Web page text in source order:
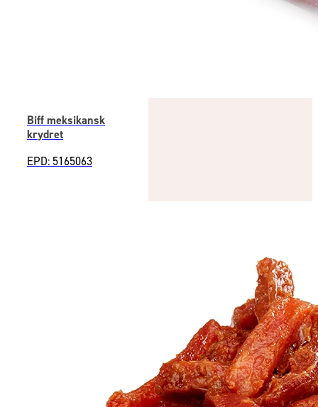
Biff meksikansk
krydret
EPD: 5165063